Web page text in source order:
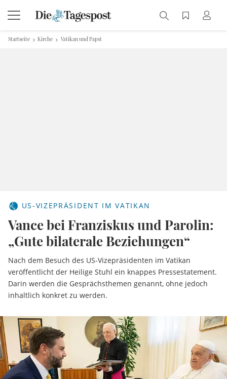
Startseite Kirche Vatikan und Papst
US-VIZEPRÄSIDENT IM VATIKAN
Vance bei Franziskus und Parolin:
„Gute bilaterale Beziehungen“
Nach dem Besuch des US-Vizepräsidenten im Vatikan
veröffentlicht der Heilige Stuhl ein knappes Pressestatement.
Darin werden die Gesprächsthemen genannt, ohne jedoch
inhaltlich konkret zu werden.